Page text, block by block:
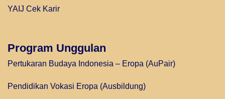
YAIJ Cek Karir
Program Unggulan
Pertukaran Budaya Indonesia – Eropa (AuPair)
Pendidikan Vokasi Eropa (Ausbildung)